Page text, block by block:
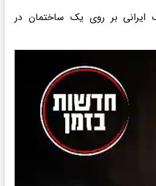
ایرانی بر روی یک ساختمان در